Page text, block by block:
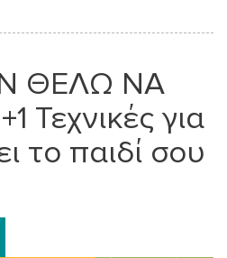
ΘΕΛΩ ΝΑ
Τεχνικές για
το παιδί σου